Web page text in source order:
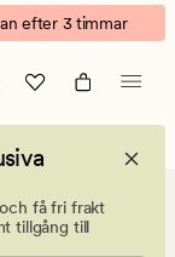
efter 3 timmar
få fri frakt
tillgång till